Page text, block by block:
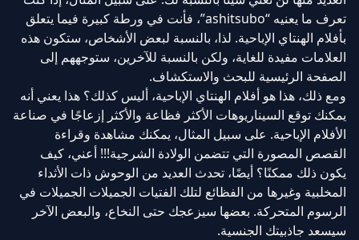
تعرف ما يعنيه “ashitsubo”، فأنت في ورطة كبيرة فيما يتعلق
بأفلام الهنتاي الإباحية. لذا، بالنسبة لبعض الأشخاص، ستكون هذه
العلامات مفيدة للغاية، ولكن بالنسبة للآخرين، ستوجههم إلى
الصفحة الرئيسية للبحث والاستكشاف.
ومع ذلك، هذا هو أفلام الهنتاي الإباحية، أليس كذلك؟ هذا يعني أنه
يمكنك توقع السيناريوهات الأكثر فظاعة والأكثر إزعاجًا في صناعة
الأفلام الإباحية. على سبيل المثال، يمكنك مشاهدة وقراءة
القصص المصورة التي تتضمن الولادة الشرجية!!! أعني، كيف
يكون ذلك ممكنًا؟ أيضًا، تحدث العديد من الوحوش ذات الأثداء
المخلبية وغيرها من الفظائع لتلك الفتيات الجميلات الجميلات في
الرسوم المتحركة. بعضها سيزعجك حتى النخاع، والبعض الآخر
سيسعد جاذبيتك الجنسية.